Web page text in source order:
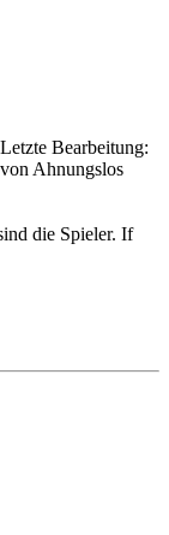
Letzte Bearbeitung:
Ahnungslos
die Spieler. If